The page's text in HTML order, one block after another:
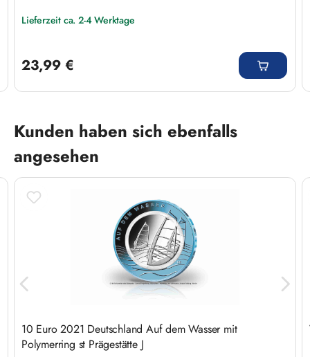
Lieferzeit ca. 2-4 Werktage
23,99 €
Produktgalerie überspringen
Kunden haben sich ebenfalls
angesehen
10 Euro 2021 Deutschland Auf dem Wasser mit
Polymerring st Prägestätte J